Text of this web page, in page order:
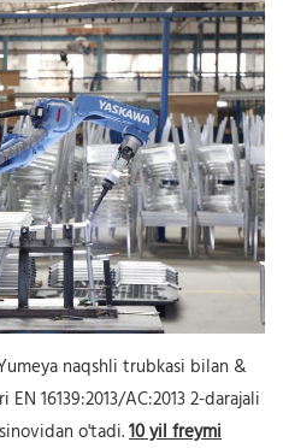
naqshli trubkasi bilan &
16139:2013/AC:2013 2-darajali
o'tadi.10 yil freymi